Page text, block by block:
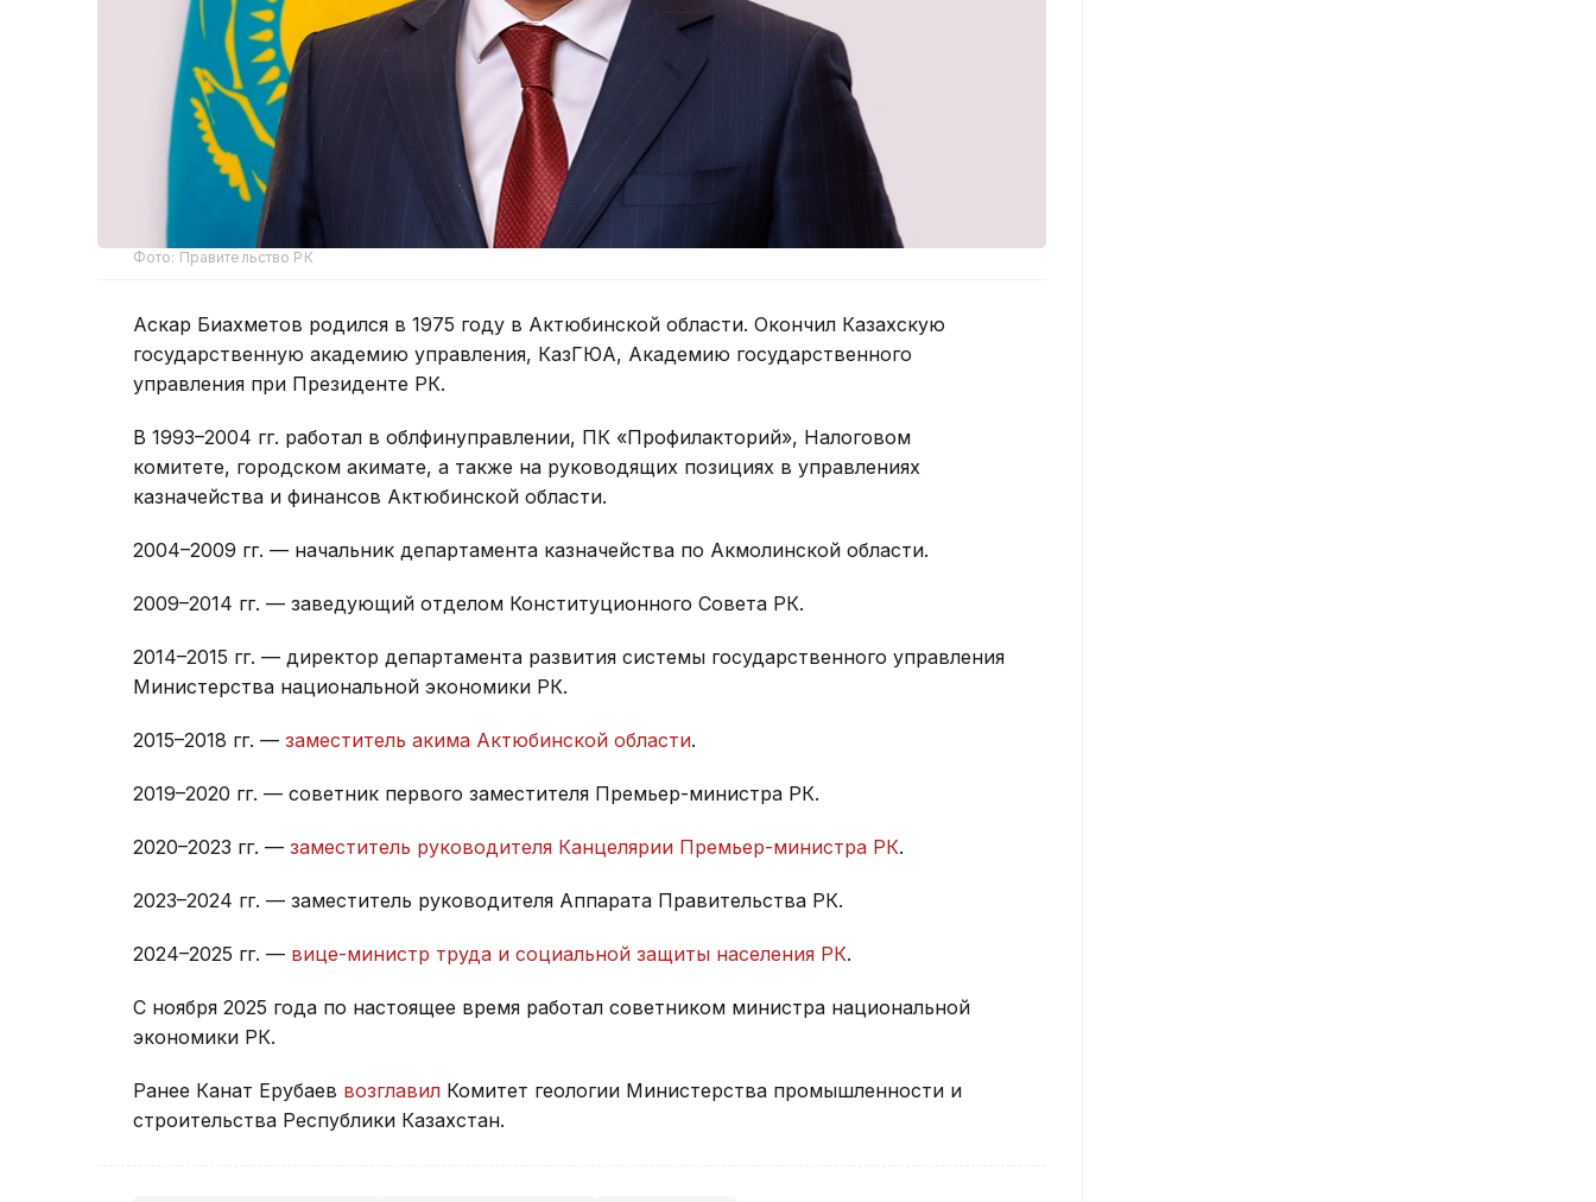
Фото: Правительство РК
Аскар Биахметов родился в 1975 году в Актюбинской области. Окончил Казахскую
государственную академию управления, КазГЮА, Академию государственного
управления при Президенте РК.
В 1993–2004 гг. работал в облфинуправлении, ПК «Профилакторий», Налоговом
комитете, городском акимате, а также на руководящих позициях в управлениях
казначейства и финансов Актюбинской области.
2004–2009 гг. — начальник департамента казначейства по Акмолинской области.
2009–2014 гг. — заведующий отделом Конституционного Совета РК.
2014–2015 гг. — директор департамента развития системы государственного управления
Министерства национальной экономики РК.
2015–2018 гг. — заместитель акима Актюбинской области.
2019–2020 гг. — советник первого заместителя Премьер-министра РК.
2020–2023 гг. — заместитель руководителя Канцелярии Премьер-министра РК.
2023–2024 гг. — заместитель руководителя Аппарата Правительства РК.
2024–2025 гг. — вице-министр труда и социальной защиты населения РК.
С ноября 2025 года по настоящее время работал советником министра национальной
экономики РК.
Ранее Канат Ерубаев возглавил Комитет геологии Министерства промышленности и
строительства Республики Казахстан.